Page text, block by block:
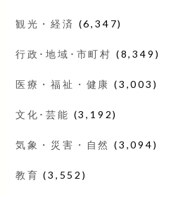
観光・経済 (6,347)
行政･地域･市町村 (8,349)
医療・福祉・健康 (3,003)
文化･芸能 (3,192)
気象・災害・自然 (3,094)
教育 (3,552)